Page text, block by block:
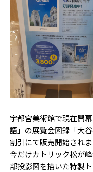
宇都宮美術館で現在開
語」の展覧会図録「大
割引にて販売開始されま
今だけカトリック松が
部投影図を描いた特製